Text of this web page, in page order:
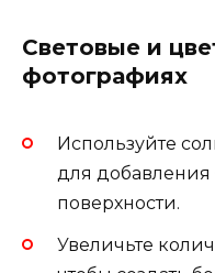
Световые и
фотографиях
Используйте
для добавления
поверхности.
Увеличьте